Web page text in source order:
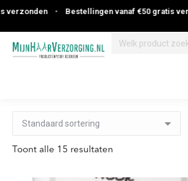
• Bestellingen vanaf €50 gratis verzonden
Search:
Toont alle 15 resultaten